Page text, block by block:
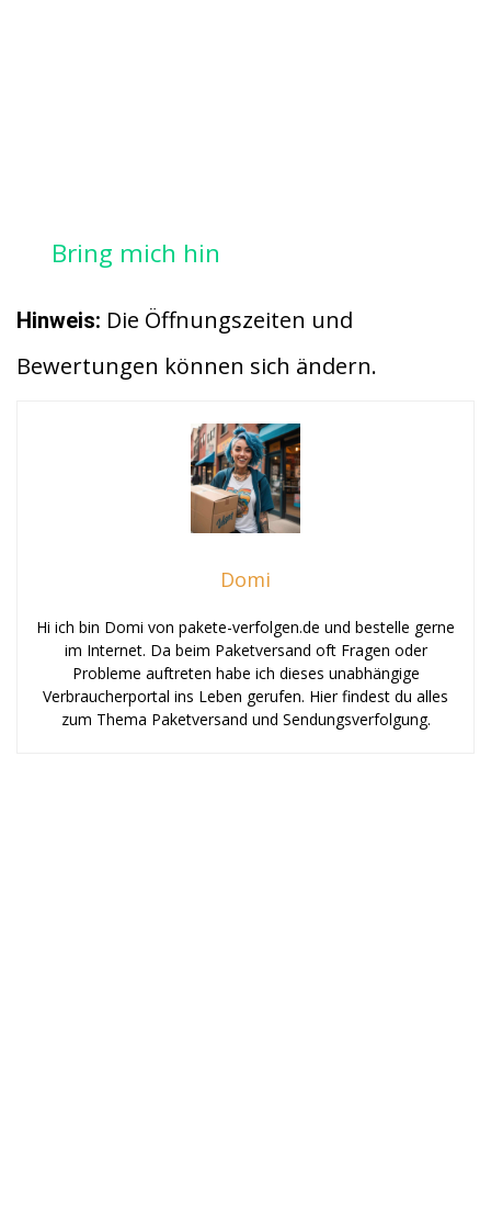
Bring mich hin
Hinweis: Die Öffnungszeiten und
Bewertungen können sich ändern.
Domi
Hi ich bin Domi von pakete-verfolgen.de und bestelle gerne
im Internet. Da beim Paketversand oft Fragen oder
Probleme auftreten habe ich dieses unabhängige
Verbraucherportal ins Leben gerufen. Hier findest du alles
zum Thema Paketversand und Sendungsverfolgung.